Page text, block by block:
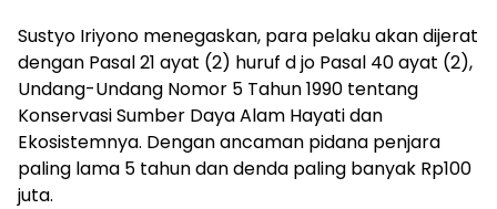
Sustyo Iriyono menegaskan, para pelaku akan dijerat
dengan Pasal 21 ayat (2) huruf d jo Pasal 40 ayat (2),
Undang-Undang Nomor 5 Tahun 1990 tentang
Konservasi Sumber Daya Alam Hayati dan
Ekosistemnya. Dengan ancaman pidana penjara
paling lama 5 tahun dan denda paling banyak Rp100
juta.